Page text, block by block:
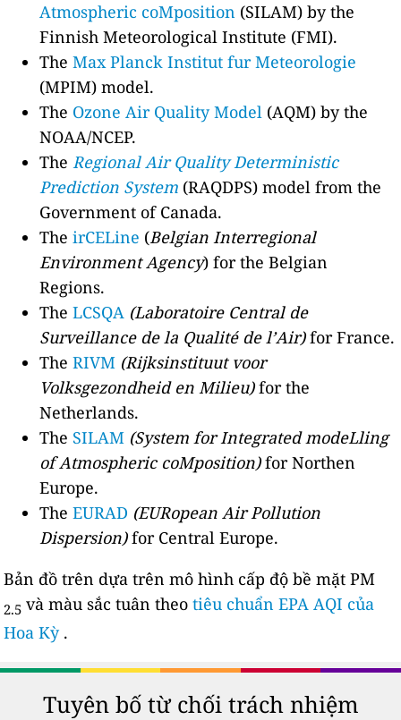
Atmospheric coMposition (SILAM) by the
Finnish Meteorological Institute (FMI).
TheMax Planck Institut fur Meteorologie
(MPIM) model.
The Ozone Air Quality Model (AQM) by the
NOAA/NCEP.
TheRegional Air Quality Deterministic
Prediction System (RAQDPS) model from the
Government of Canada.
TheirCELine (Belgian Interregional
Environment Agency) for the Belgian
Regions.
TheLCSQA (Laboratoire Central de
Surveillance de la Qualité de l’Air)for France.
TheRIVM (Rijksinstituut voor
Volksgezondheid en Milieu)for the
Netherlands.
The SILAM (System for Integrated modeLling
of Atmospheric coMposition)for Northen
Europe.
TheEURAD (EURopean Air Pollution
Dispersion)for Central Europe.
Bản đồ trên dựa trên mô hình cấp độ bề mặt PM
2.5 và màu sắc tuân theotiêu chuẩn EPA AQI của
Hoa Kỳ.
Tuyên bố từ chối trách nhiệm